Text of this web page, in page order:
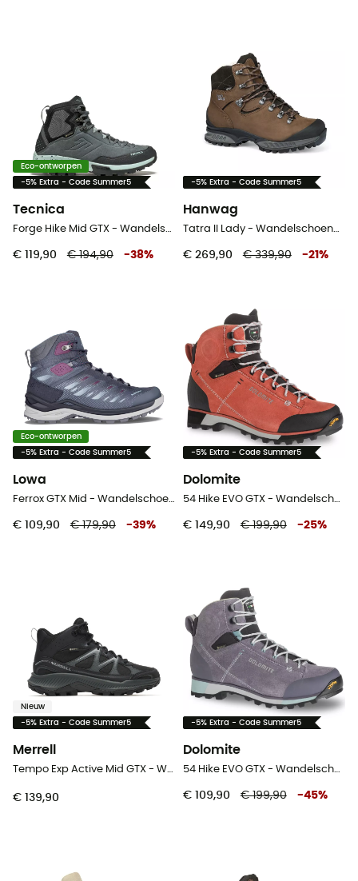
Eco-ontworpen
-5% Extra - Code Summer5
Tecnica
Forge Hike Mid GTX - Wandelschoenen - Dames
€ 119,90 € 194,90 -38%
-5% Extra - Code Summer5
Hanwag
Tatra II Lady - Wandelschoenen Dames
€ 269,90 € 339,90 -21 %
Eco-ontworpen
-5% Extra - Code Summer5
Lowa
Ferrox GTX Mid - Wandelschoenen - Dames
€ 109,90 € 179,90 -39%
-5% Extra - Code Summer5
Dolomite
54 Hike EVO GTX - Wandelschoenen - Dames
€ 149,90 € 199,90 -25%
Nieuw
-5% Extra - Code Summer5
Merrell
Tempo Exp Active Mid GTX - Wandelschoenen - Dames
€ 139,90
-5% Extra - Code Summer5
Dolomite
54 Hike EVO GTX - Wandelschoenen - Dames
€ 109,90 € 199,90 -45%